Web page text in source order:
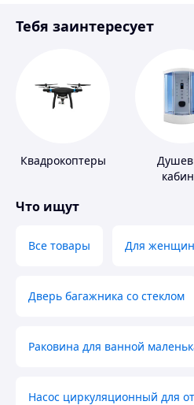
Инструмент
Тебя заинтересует
Квадрокоптеры
Что ищут
Все товары Для женщин
Дверь багажника со стеклом
Раковина для ванной
Насос циркуляционный для